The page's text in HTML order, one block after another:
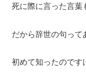
死に際に言った言葉
だから辞世の句って
初めて知ったのです